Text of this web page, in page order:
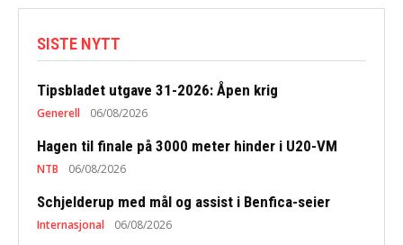
SISTE NYTT
Tipsbladet utgave 31-2026: Åpen krig
Generell 06/08/2026
Hagen til finale på 3000 meter hinder i U20-VM
NTB 06/08/2026
Schjelderup med mål og assist i Benfica-seier
Internasjonal 06/08/2026